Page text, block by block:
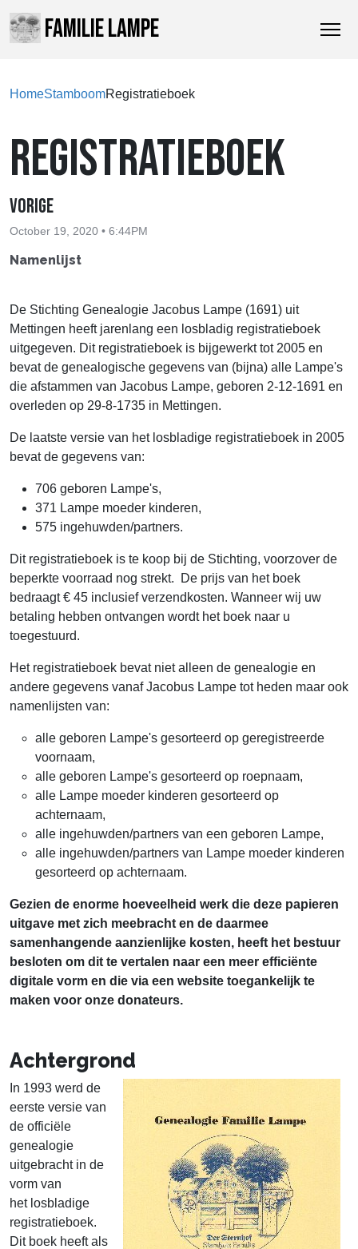
FAMILIE LAMPE
HomeStamboomRegistratieboek
REGISTRATIEBOEK
Vorige
October 19, 2020 • 6:44PM
Namenlijst
De Stichting Genealogie Jacobus Lampe (1691) uit
Mettingen heeft jarenlang een losbladig registratieboek
uitgegeven. Dit registratieboek is bijgewerkt tot 2005 en
bevat de genealogische gegevens van (bijna) alle Lampe's
die afstammen van Jacobus Lampe, geboren 2-12-1691 en
overleden op 29-8-1735 in Mettingen.
De laatste versie van het losbladige registratieboek in 2005
bevat de gegevens van:
706 geboren Lampe's,
371 Lampe moeder kinderen,
575 ingehuwden/partners.
Dit registratieboek is te koop bij de Stichting, voorzover de
beperkte voorraad nog strekt. De prijs van het boek
bedraagt € 45 inclusief verzendkosten. Wanneer wij uw
betaling hebben ontvangen wordt het boek naar u
toegestuurd.
Het registratieboek bevat niet alleen de genealogie en
andere gegevens vanaf Jacobus Lampe tot heden maar ook
namenlijsten van:
alle geboren Lampe's gesorteerd op geregistreerde
voornaam,
alle geboren Lampe's gesorteerd op roepnaam,
alle Lampe moeder kinderen gesorteerd op
achternaam,
alle ingehuwden/partners van een geboren Lampe,
alle ingehuwden/partners van Lampe moeder kinderen
gesorteerd op achternaam.
Gezien de enorme hoeveelheid werk die deze papieren
uitgave met zich meebracht en de daarmee
samenhangende aanzienlijke kosten, heeft het bestuur
besloten om dit te vertalen naar een meer efficiënte
digitale vorm en die via een website toegankelijk te
maken voor onze donateurs.
Achtergrond
In 1993 werd de
eerste versie van
de officiële
genealogie
uitgebracht in de
vorm van
het losbladige
registratieboek.
Dit boek heeft als